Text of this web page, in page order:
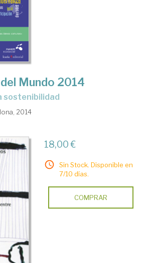
Mundo 2014
sostenibilidad
2014
18,00 €
Sin Stock. Disponible en
7/10 días.
COMPRAR